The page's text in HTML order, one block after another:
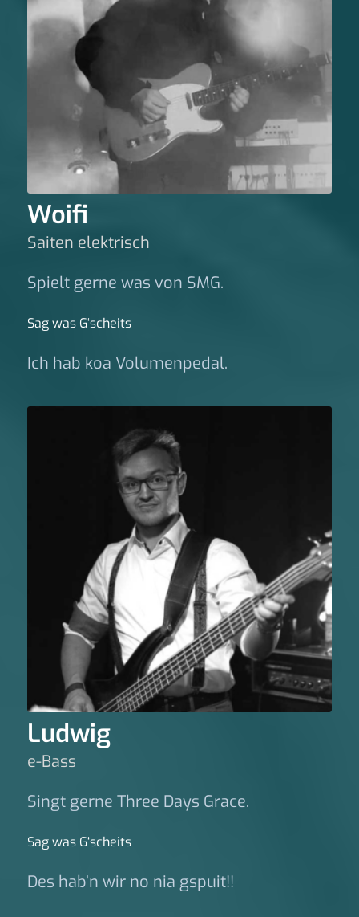
Woifi
Saiten elektrisch
Spielt gerne was von SMG.
Sag was G‘scheits
Ich hab koa Volumenpedal.
Ludwig
e-Bass
Singt gerne Three Days Grace.
Sag was G‘scheits
Des hab’n wir no nia gspuit!!